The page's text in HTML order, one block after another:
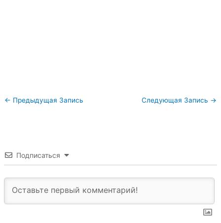
← Предыдущая Запись Следующая Запись →
Подписаться